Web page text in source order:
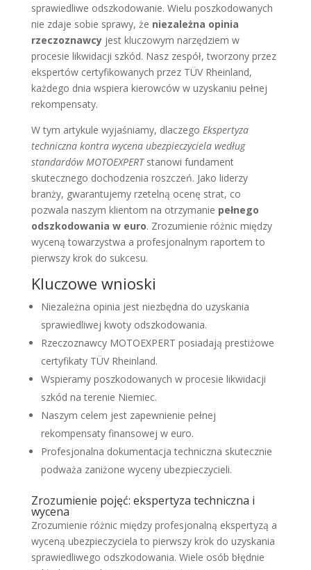
sprawiedliwe odszkodowanie. Wielu poszkodowanych
nie zdaje sobie sprawy, że niezależna opinia
rzeczoznawcyjest kluczowym narzędziem w
procesie likwidacji szkód. Nasz zespół, tworzony przez
ekspertów certyfikowanych przez TÜV Rheinland,
każdego dnia wspiera kierowców w uzyskaniu pełnej
rekompensaty.
W tym artykule wyjaśniamy, dlaczego Ekspertyza
techniczna kontra wycena ubezpieczyciela według
standardów MOTOEXPERTstanowi fundament
skutecznego dochodzenia roszczeń. Jako liderzy
branży, gwarantujemy rzetelną ocenę strat, co
pozwala naszym klientom na otrzymanie pełnego
odszkodowania w euro. Zrozumienie różnic między
wyceną towarzystwa a profesjonalnym raportem to
pierwszy krok do sukcesu.
Kluczowe wnioski
Niezależna opinia jest niezbędna do uzyskania
sprawiedliwej kwoty odszkodowania.
Rzeczoznawcy MOTOEXPERT posiadają prestiżowe
certyfikaty TÜV Rheinland.
Wspieramy poszkodowanych w procesie likwidacji
szkód na terenie Niemiec.
Naszym celem jest zapewnienie pełnej
rekompensaty finansowej w euro.
Profesjonalna dokumentacja techniczna skutecznie
podważa zaniżone wyceny ubezpieczycieli.
Zrozumienie pojęć: ekspertyza techniczna i
wycena
Zrozumienie różnic między profesjonalną ekspertyzą a
wyceną ubezpieczyciela to pierwszy krok do uzyskania
sprawiedliwego odszkodowania. Wiele osób błędnie